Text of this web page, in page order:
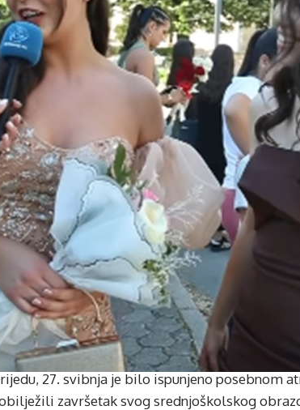
27. svibnja je bilo ispunjeno posebnom
završetak svog srednjoškolskog